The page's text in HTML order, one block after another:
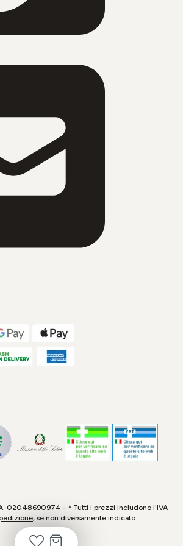
02048690974 - * Tutti i prezzi includono l'IVA
, se non diversamente indicato.